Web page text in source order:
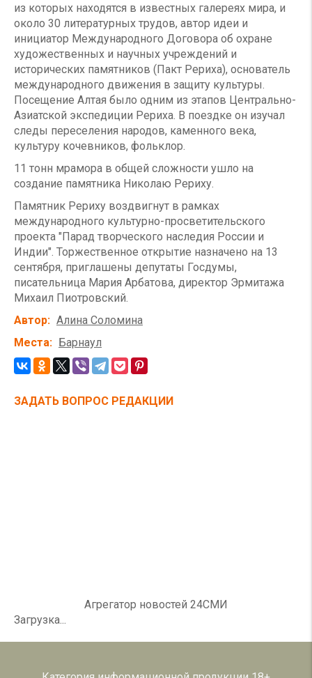
из которых находятся в известных галереях мира, и
около 30 литературных трудов, автор идеи и
инициатор Международного Договора об охране
художественных и научных учреждений и
исторических памятников (Пакт Рериха), основатель
международного движения в защиту культуры.
Посещение Алтая было одним из этапов Центрально-
Азиатской экспедиции Рериха. В поездке он изучал
следы переселения народов, каменного века,
культуру кочевников, фольклор.
11 тонн мрамора в общей сложности ушло на
создание памятника Николаю Рериху.
Памятник Рериху воздвигнут в рамках
международного культурно-просветительского
проекта "Парад творческого наследия России и
Индии". Торжественное открытие назначено на 13
сентября, приглашены депутаты Госдумы,
писательница Мария Арбатова, директор Эрмитажа
Михаил Пиотровский.
Автор
Алина Соломина
Места
Барнаул
ЗАДАТЬ ВОПРОС РЕДАКЦИИ
Агрегатор новостей 24СМИ
Загрузка...